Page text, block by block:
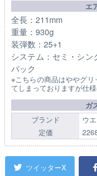
エ
全長：211mm
重量：930g
装弾数：25+1
システム：セミ・シ
バック
※こちらの商品はややグ
てしまっておりますが仕様
ガ
ブランド
ウ
定価
ツイッターX